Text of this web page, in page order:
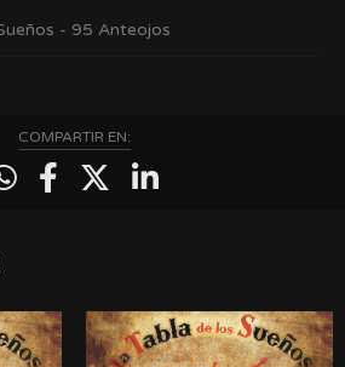
- 95 Anteojos
COMPARTIR EN: